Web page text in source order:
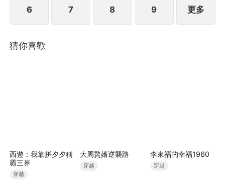
6 7 8 9 更多
猜你喜歡
西遊：我靠拼夕夕稱
霸三界
穿越
大周贅婿逆襲路
穿越
李來福的幸福1960
穿越